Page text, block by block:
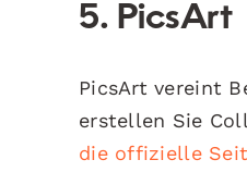
5. PicsArt
PicsArt vereint
erstellen Sie
die offizielle